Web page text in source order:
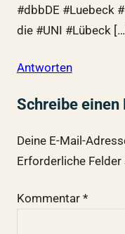
#dbbDE #Luebeck
die #UNI #Lübeck
Antworten
Schreibe einen
Deine E-Mail-
Erforderliche
Kommentar *